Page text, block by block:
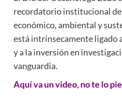
recordatorio institucional
económico, ambiental y
está intrínsecamente ligado
y a la inversión en
vanguardia.
Aquí va un video, no te lo